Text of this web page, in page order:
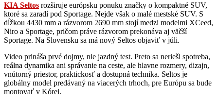
KIA Seltos rozširuje európsku ponuku značky o kompaktné SUV,
ktoré sa zaradí pod Sportage. Nejde však o malé mestské SUV. S
dĺžkou 4430 mm a rázvorom 2690 mm stojí medzi modelmi XCeed,
Niro a Sportage, pričom práve rázvorom prekonáva aj väčší
Sportage. Na Slovensku sa má nový Seltos objaviť v júli.
Video prináša prvé dojmy, nie jazdný test. Preto sa nerieši spotreba,
reálna dynamika ani správanie na ceste, ale hlavne rozmery, dizajn,
vnútorný priestor, praktickosť a dostupná technika. Seltos je
globálny model predávaný na viacerých trhoch, pre Európu sa bude
montovať v Kórei.